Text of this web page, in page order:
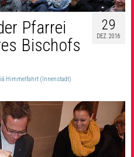
29
DEZ. 2016
Pfarrei
Bischofs
Himmelfahrt (Innenstadt)